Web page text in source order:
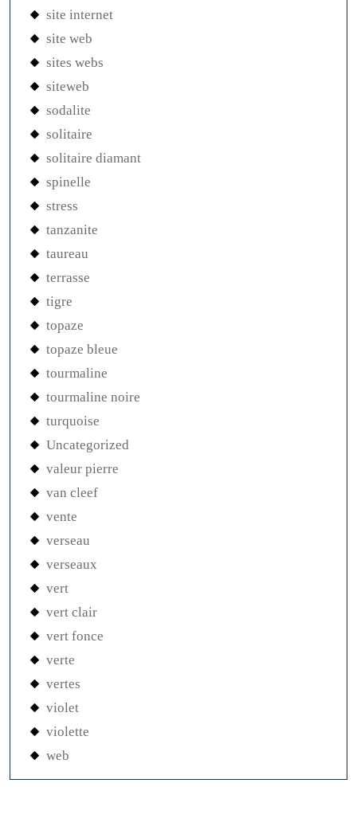
site internet
site web
sites webs
siteweb
sodalite
solitaire
solitaire diamant
spinelle
stress
tanzanite
taureau
terrasse
tigre
topaze
topaze bleue
tourmaline
tourmaline noire
turquoise
Uncategorized
valeur pierre
van cleef
vente
verseau
verseaux
vert
vert clair
vert fonce
verte
vertes
violet
violette
web